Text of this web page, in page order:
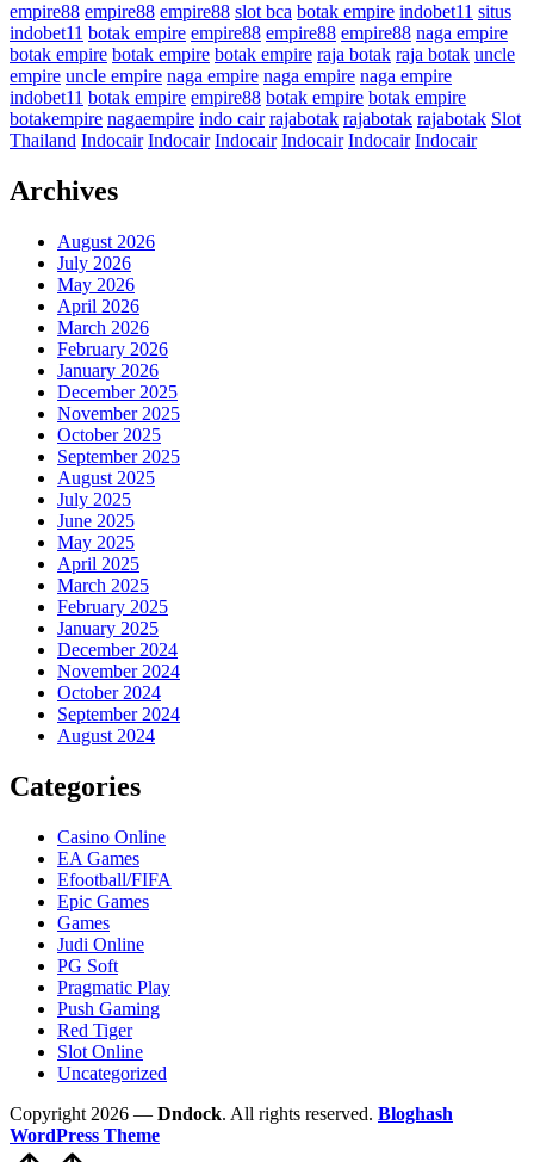
empire88 empire88 empire88 slot bca botak empire indobet11 situs
indobet11 botak empire empire88 empire88 empire88 naga empire
botak empire botak empire botak empire raja botak raja botak uncle
empire uncle empire naga empire naga empire naga empire
indobet11 botak empire empire88 botak empire botak empire
botakempire nagaempire indo cair rajabotak rajabotak rajabotak Slot
Thailand Indocair Indocair Indocair Indocair Indocair Indocair
Archives
August 2026
July 2026
May 2026
April 2026
March 2026
February 2026
January 2026
December 2025
November 2025
October 2025
September 2025
August 2025
July 2025
June 2025
May 2025
April 2025
March 2025
February 2025
January 2025
December 2024
November 2024
October 2024
September 2024
August 2024
Categories
Casino Online
EA Games
Efootball/FIFA
Epic Games
Games
Judi Online
PG Soft
Pragmatic Play
Push Gaming
Red Tiger
Slot Online
Uncategorized
Copyright 2026 — Dndock. All rights reserved. Bloghash
WordPress Theme